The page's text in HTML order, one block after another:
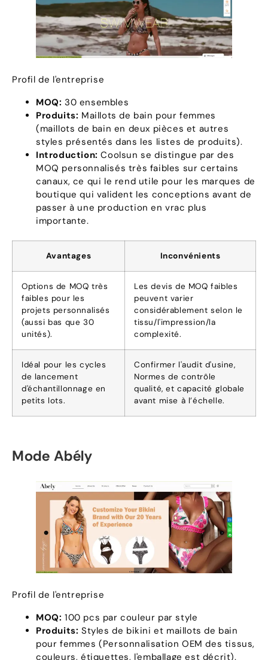
Profil de l'entreprise
MOQ: 30 ensembles
Produits: Maillots de bain pour femmes
(maillots de bain en deux pièces et autres
styles présentés dans les listes de produits).
Introduction: Coolsun se distingue par des
MOQ personnalisés très faibles sur certains
canaux, ce qui le rend utile pour les marques de
boutique qui valident les conceptions avant de
passer à une production en vrac plus
importante.
Avantages Inconvénients
Options de MOQ très
faibles pour les
projets personnalisés
(aussi bas que 30
unités).
Les devis de MOQ faibles
peuvent varier
considérablement selon le
tissu/l'impression/la
complexité.
Idéal pour les cycles
de lancement
d'échantillonnage en
petits lots.
Confirmer l'audit d'usine,
Normes de contrôle
qualité, et capacité globale
avant mise à l’échelle.
Mode Abély
Profil de l'entreprise
MOQ: 100 pcs par couleur par style
Produits: Styles de bikini et maillots de bain
pour femmes (Personnalisation OEM des tissus,
couleurs, étiquettes, l'emballage est décrit).